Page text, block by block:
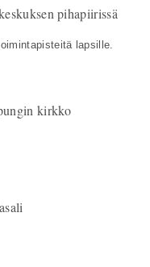
pihapiirissä
lapsille.
kirkko